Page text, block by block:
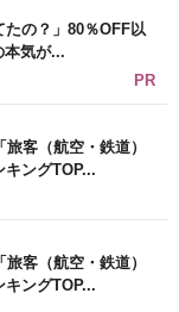
たの？」80％OFF以
本気が...
PR
旅客（航空・鉄道）
キングTOP...
旅客（航空・鉄道）
キングTOP...